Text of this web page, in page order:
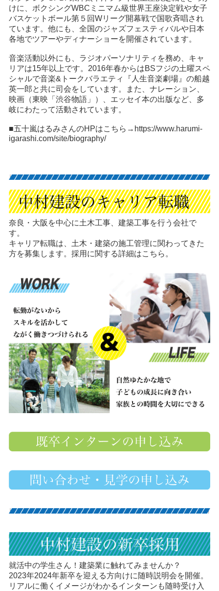
けに、ボクシングWBCミニマム級世界王座決定戦や女子
バスケットボール第５回Wリーグ開幕戦で国歌斉唱され
ています。他にも、全国のジャズフェスティバルや日本
各地でツアーやディナーショーを開催されています。
音楽活動以外にも、ラジオパーソナリティを務め、キャ
リアは15年以上です。2016年春からはBSフジの土曜スペ
シャルで音楽&トークバラエティ『人生音楽劇場』の船越
英一郎と共に司会をしています。また、ナレーション、
映画（東映「渋谷物語」）、エッセイ本の出版など、多
岐にわたって活動されています。
■五十嵐はるみさんのHPはこちら→ https://www.harumi-
igarashi.com/site/biography/
奈良・大阪を中心に土木工事、建築工事を行う会社で
す。
キャリア転職は、土木・建築の施工管理に関わってきた
方を募集します。採用に関する詳細はこちら。
就活中の学生さん！建築業に触れてみませんか？
2023年2024年新卒を迎える方向けに随時説明会を開催。
リアルに働くイメージがわかるインターンも随時受け入